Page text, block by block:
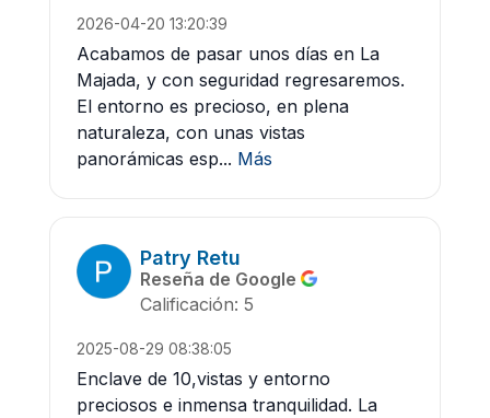
2026-04-20 13:20:39
Acabamos de pasar unos días en La
Majada, y con seguridad regresaremos.
El entorno es precioso, en plena
naturaleza, con unas vistas
panorámicas esp... Más
Patry Retu
Reseña de Google
Calificación: 5
2025-08-29 08:38:05
Enclave de 10,vistas y entorno
preciosos e inmensa tranquilidad. La